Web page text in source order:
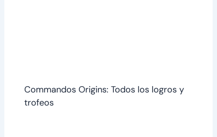
Commandos Origins: Todos los logros y
trofeos